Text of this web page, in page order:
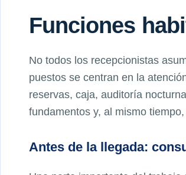
Funciones
No todos los recepcionistas
puestos se centran en la
reservas, caja, auditoría
fundamentos y, al mismo
Antes de la llegada: